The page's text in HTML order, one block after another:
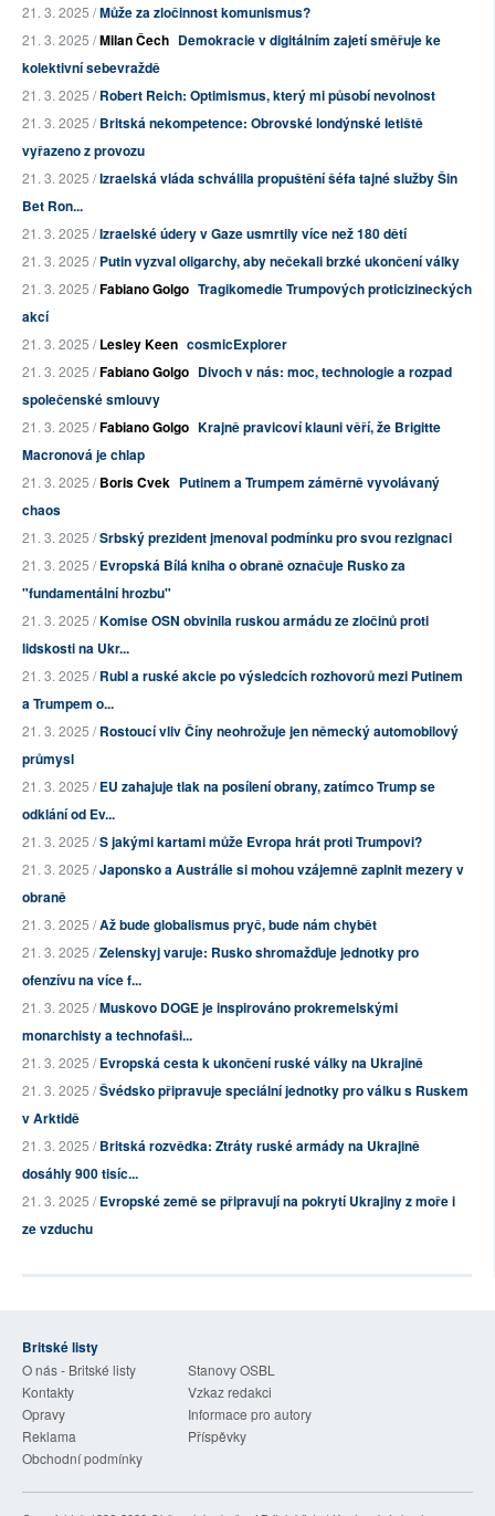
21. 3. 2025 /Může za zločinnost komunismus?
21. 3. 2025 /Milan Čech Demokracie v digitálním zajetí směřuje ke
kolektivní sebevraždě
21. 3. 2025 /Robert Reich: Optimismus, který mi působí nevolnost
21. 3. 2025 /Britská nekompetence: Obrovské londýnské letiště
vyřazeno z provozu
21. 3. 2025 /Izraelská vláda schválila propuštění šéfa tajné služby Šin
Bet Ron...
21. 3. 2025 /Izraelské údery v Gaze usmrtily více než 180 dětí
21. 3. 2025 /Putin vyzval oligarchy, aby nečekali brzké ukončení války
21. 3. 2025 /Fabiano Golgo Tragikomedie Trumpových proticizineckých
akcí
21. 3. 2025 /Lesley Keen cosmicExplorer
21. 3. 2025 /Fabiano Golgo Divoch v nás: moc, technologie a rozpad
společenské smlouvy
21. 3. 2025 /Fabiano Golgo Krajně pravicoví klauni věří, že Brigitte
Macronová je chlap
21. 3. 2025 /Boris Cvek Putinem a Trumpem záměrně vyvolávaný
chaos
21. 3. 2025 /Srbský prezident jmenoval podmínku pro svou rezignaci
21. 3. 2025 /Evropská Bílá kniha o obraně označuje Rusko za
"fundamentální hrozbu"
21. 3. 2025 /Komise OSN obvinila ruskou armádu ze zločinů proti
lidskosti na Ukr...
21. 3. 2025 /Rubl a ruské akcie po výsledcích rozhovorů mezi Putinem
a Trumpem o...
21. 3. 2025 /Rostoucí vliv Číny neohrožuje jen německý automobilový
průmysl
21. 3. 2025 /EU zahajuje tlak na posílení obrany, zatímco Trump se
odklání od Ev...
21. 3. 2025 /S jakými kartami může Evropa hrát proti Trumpovi?
21. 3. 2025 /Japonsko a Austrálie si mohou vzájemně zaplnit mezery v
obraně
21. 3. 2025 /Až bude globalismus pryč, bude nám chybět
21. 3. 2025 /Zelenskyj varuje: Rusko shromažďuje jednotky pro
ofenzívu na více f...
21. 3. 2025 /Muskovo DOGE je inspirováno prokremelskými
monarchisty a technofaši...
21. 3. 2025 /Evropská cesta k ukončení ruské války na Ukrajině
21. 3. 2025 /Švédsko připravuje speciální jednotky pro válku s Ruskem
v Arktidě
21. 3. 2025 /Britská rozvědka: Ztráty ruské armády na Ukrajině
dosáhly 900 tisíc...
21. 3. 2025 /Evropské země se připravují na pokrytí Ukrajiny z moře i
ze vzduchu
Britské listy
O nás - Britské listy
Stanovy OSBL
Kontakty
Vzkaz redakci
Opravy
Informace pro autory
Reklama
Příspěvky
Obchodní podmínky